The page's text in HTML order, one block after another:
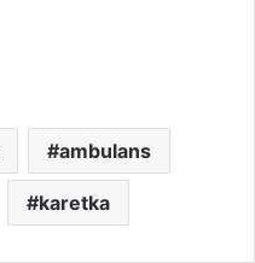
ambulans
karetka